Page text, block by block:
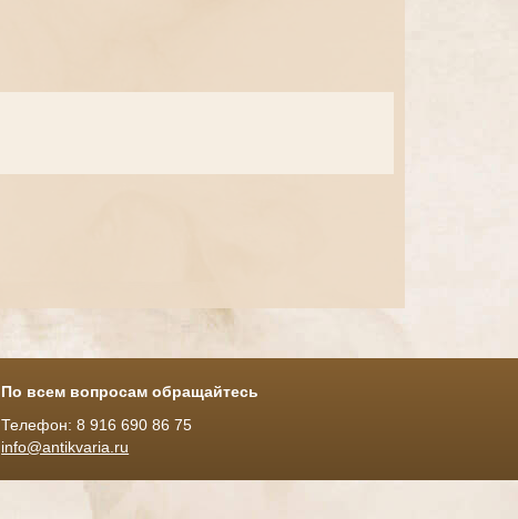
По всем вопросам обращайтесь
Телефон: 8 916 690 86 75
info@antikvaria.ru